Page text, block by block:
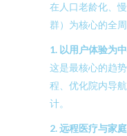
在人口老龄化、
群）为核心的全
1. 以用户体验为
这是最核心的趋
程、优化院内导
计。
2. 远程医疗与家